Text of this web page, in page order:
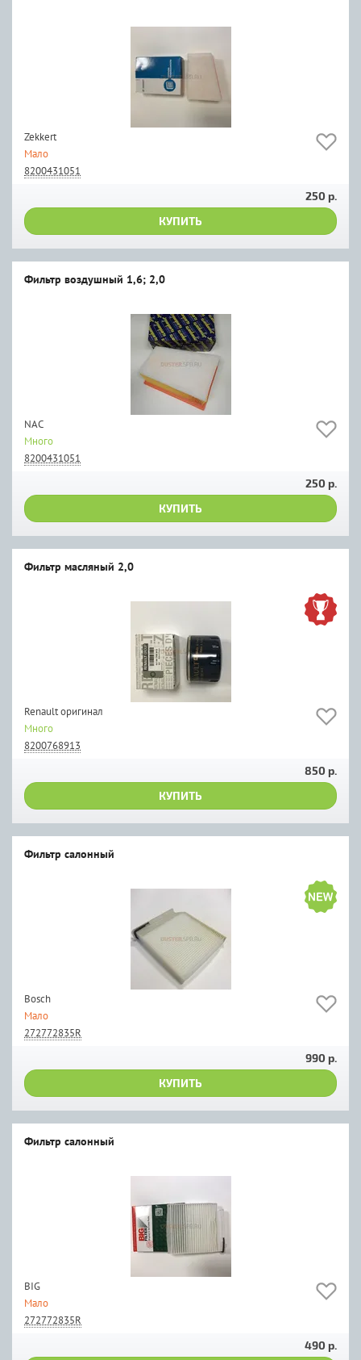
Zekkert
Мало
8200431051
250 р.
КУПИТЬ
Фильтр воздушный 1,6; 2,0
NAC
Много
8200431051
250 р.
КУПИТЬ
Фильтр масляный 2,0
Renault оригинал
Много
8200768913
850 р.
КУПИТЬ
Фильтр салонный
Bosch
Мало
272772835R
990 р.
КУПИТЬ
Фильтр салонный
BIG
Мало
272772835R
490 р.